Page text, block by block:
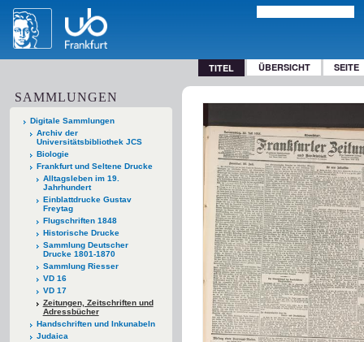
TITEL ÜBERSICHT SEITE
SAMMLUNGEN
Digitale Sammlungen
Archiv der
Universitätsbibliothek JCS
Biologie
Frankfurt und Seltene Drucke
Alltagsleben im 19.
Jahrhundert
Einblattdrucke Gustav
Freytag
Flugschriften 1848
Historische Drucke
Sammlung Deutscher
Drucke 1801-1870
Sammlung Riesser
VD 16
VD 17
Zeitungen, Zeitschriften und
Adressbücher
Handschriften und Inkunabeln
Judaica